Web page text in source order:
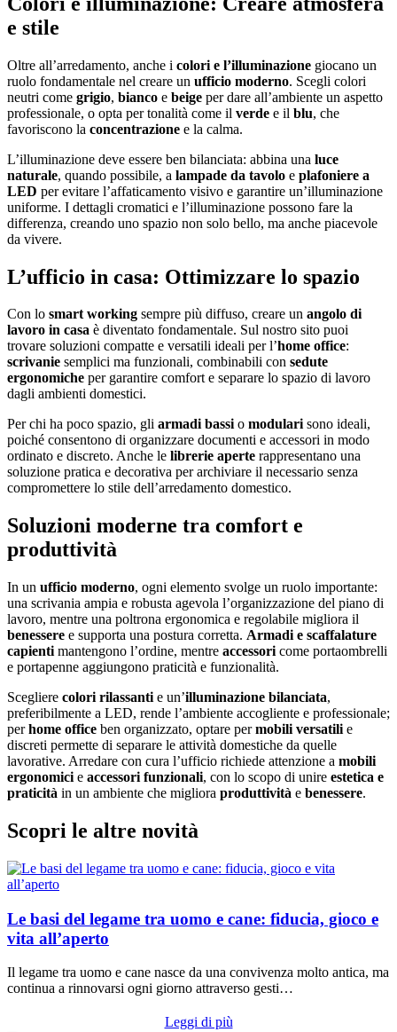
e stile
Oltre all’arredamento, anche i colori e l’illuminazione giocano un
ruolo fondamentale nel creare un ufficio moderno. Scegli colori
neutri come grigio, bianco e beige per dare all’ambiente un aspetto
professionale, o opta per tonalità come il verde e il blu, che
favoriscono la concentrazione e la calma.
L’illuminazione deve essere ben bilanciata: abbina una luce
naturale, quando possibile, a lampade da tavolo e plafoniere a
LED per evitare l’affaticamento visivo e garantire un’illuminazione
uniforme. I dettagli cromatici e l’illuminazione possono fare la
differenza, creando uno spazio non solo bello, ma anche piacevole
da vivere.
L’ufficio in casa: Ottimizzare lo spazio
Con lo smart working sempre più diffuso, creare un angolo di
lavoro in casa è diventato fondamentale. Sul nostro sito puoi
trovare soluzioni compatte e versatili ideali per l’home office:
scrivanie semplici ma funzionali, combinabili con sedute
ergonomiche per garantire comfort e separare lo spazio di lavoro
dagli ambienti domestici.
Per chi ha poco spazio, gli armadi bassio modularisono ideali,
poiché consentono di organizzare documenti e accessori in modo
ordinato e discreto. Anche le librerie aperte rappresentano una
soluzione pratica e decorativa per archiviare il necessario senza
compromettere lo stile dell’arredamento domestico.
Soluzioni moderne tra comfort e
produttività
In un ufficio moderno, ogni elemento svolge un ruolo importante:
una scrivania ampia e robusta agevola l’organizzazione del piano di
lavoro, mentre una poltrona ergonomica e regolabile migliora il
benessere e supporta una postura corretta. Armadi e scaffalature
capienti mantengono l’ordine, mentre accessori come portaombrelli
e portapenne aggiungono praticità e funzionalità.
Scegliere colori rilassanti e un’illuminazione bilanciata,
preferibilmente a LED, rende l’ambiente accogliente e professionale;
perhome office ben organizzato, optare permobili versatili e
discreti permette di separare le attività domestiche da quelle
lavorative. Arredare con cura l’ufficio richiede attenzione a mobili
ergonomici e accessori funzionali, con lo scopo di unire estetica e
praticità in un ambiente che migliora produttività e benessere.
Scopri le altre novità
Le basi del legame tra uomo e cane: fiducia, gioco e
vita all’aperto
Il legame tra uomo e cane nasce da una convivenza molto antica, ma
continua a rinnovarsi ogni giorno attraverso gesti…
Leggi di più